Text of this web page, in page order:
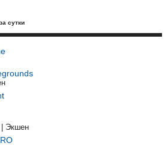
за сутки
| Экшен